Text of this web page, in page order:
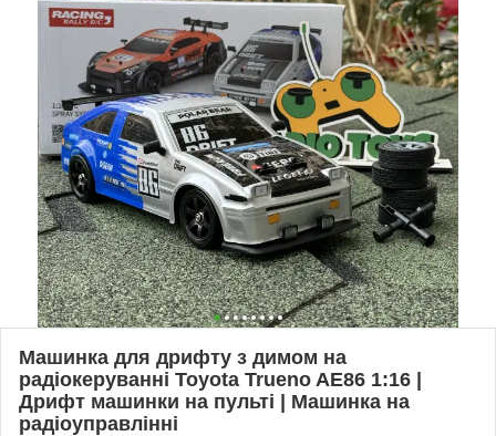
Машинка для дрифту з димом на
радіокеруванні Toyota Trueno AE86 1:16 |
Дрифт машинки на пульті | Машинка на
радіоуправлінні